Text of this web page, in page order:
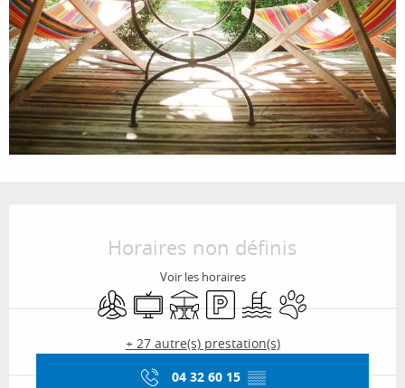
Horaires non définis
Voir les horaires
Air conditionné
TélévisionTerrasseParkingPiscineAnimaux acceptés
+ 27 autre(s) prestation(s)
04 32 60 15 ▒▒